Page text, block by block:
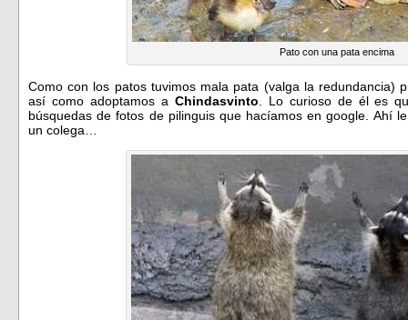
Pato con una pata encima
Como con los patos tuvimos mala pata (valga la redundancia)
así como adoptamos a Chindasvinto . Lo curioso de él es
búsquedas de fotos de pilinguis que hacíamos en google. Ahí
un colega…